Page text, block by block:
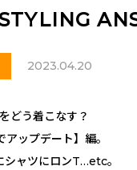
2023.04.20
どう着こなす？
ップデート】編。
シャツにロンT…etc。